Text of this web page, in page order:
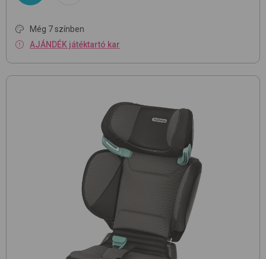
Még 7 színben
AJÁNDÉK játéktartó kar